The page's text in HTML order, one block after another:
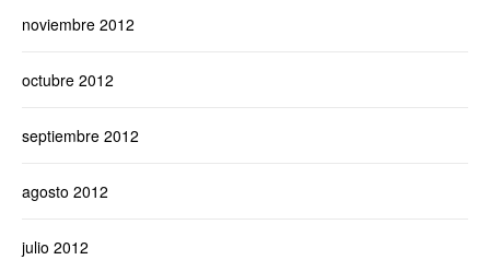
noviembre 2012
octubre 2012
septiembre 2012
agosto 2012
julio 2012